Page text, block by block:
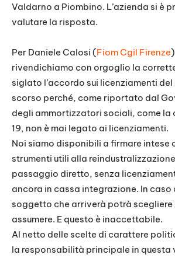
Valdarno a Piombino. L’azienda si è
valutare la risposta.
Per Daniele Calosi (Fiom Cgil Firenze
rivendichiamo con orgoglio la
siglato l’accordo sui licenziamenti
scorso perché, come riportato dal
degli ammortizzatori sociali, come la
19, non è mai legato ai licenziamenti.
Noi siamo disponibili a firmare intese
strumenti utili alla
passaggio diretto, senza
ancora in cassa integrazione. In caso
soggetto che arriverà potrà scegliere
assumere. E questo è inaccettabile.
Al netto delle scelte di carattere
la responsabilità principale in questa